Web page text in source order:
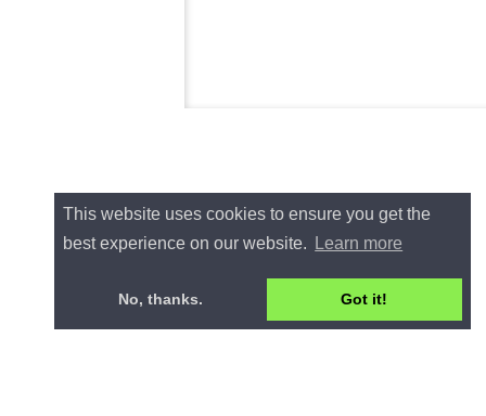
This website uses cookies to ensure you get the
best experience on our website.
Learn more
No, thanks. Got it!